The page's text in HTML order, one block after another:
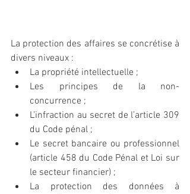
La protection des affaires se concrétise à
divers niveaux :
La propriété intellectuelle ;
Les principes de la non-
concurrence ;
L’infraction au secret de l’article 309
du Code pénal ;
Le secret bancaire ou professionnel
(article 458 du Code Pénal et Loi sur
le secteur financier) ;
La protection des données à